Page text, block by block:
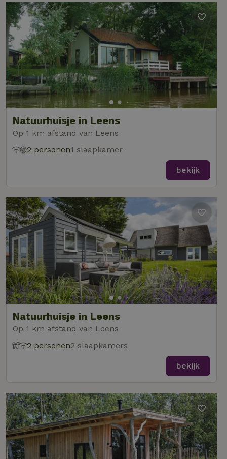
Natuurhuisje in Leens
Op 1 km afstand van Leens
2 personen1 slaapkamer
bekijk
Natuurhuisje in Leens
Op 1 km afstand van Leens
2 personen2 slaapkamers
bekijk